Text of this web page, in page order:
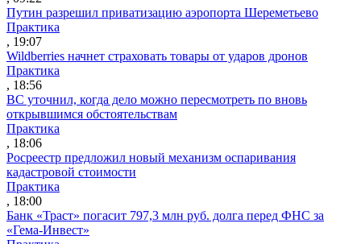
Путин разрешил приватизацию аэропорта Шереметьево
Практика
, 19:07
Wildberries начнет страховать товары от ударов дронов
Практика
, 18:56
ВС уточнил, когда дело можно пересмотреть по вновь
открывшимся обстоятельствам
Практика
, 18:06
Росреестр предложил новый механизм оспаривания
кадастровой стоимости
Практика
, 18:00
Банк «Траст» погасит 797,3 млн руб. долга перед ФНС за
«Гема-Инвест»